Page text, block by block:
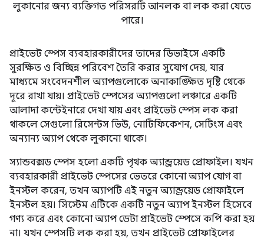
লুকানোর জন্য ব্যক্তিগত পরিসরটি আনলক বা লক করা যেতে
পারে।
প্রাইভেট স্পেস ব্যবহারকারীদের তাদের ডিভাইসে একটি
সুরক্ষিত ও বিচ্ছিন্ন পরিবেশ তৈরি করার সুযোগ দেয়, যার
মাধ্যমে সংবেদনশীল অ্যাপগুলোকে অনাকাঙ্ক্ষিত দৃষ্টি থেকে
দূরে রাখা যায়। প্রাইভেট স্পেসের অ্যাপগুলো লঞ্চারে একটি
আলাদা কন্টেইনারে দেখা যায় এবং প্রাইভেট স্পেস লক করা
থাকলে সেগুলো রিসেন্টস ভিউ, নোটিফিকেশন, সেটিংস এবং
অন্যান্য অ্যাপ থেকে লুকানো থাকে।
স্যান্ডবক্সড স্পেস হলো একটি পৃথক অ্যান্ড্রয়েড প্রোফাইল। যখন
ব্যবহারকারী প্রাইভেট স্পেসের ভেতরে কোনো অ্যাপ যোগ বা
ইনস্টল করেন, তখন অ্যাপটি এই নতুন অ্যান্ড্রয়েড প্রোফাইলে
ইনস্টল হয়। সিস্টেম এটিকে একটি নতুন অ্যাপ ইনস্টল হিসেবে
গণ্য করে এবং কোনো অ্যাপ ডেটা প্রাইভেট স্পেসে কপি করা হয়
না। যখন স্পেসটি লক করা হয়, তখন প্রাইভেট প্রোফাইলের